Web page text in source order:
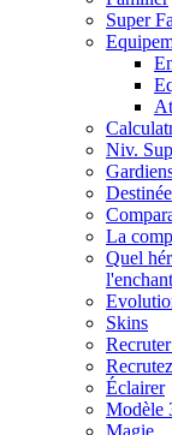
Super
Niv.
Destinée
La
Quel
Skins
Éclairer
Modèle